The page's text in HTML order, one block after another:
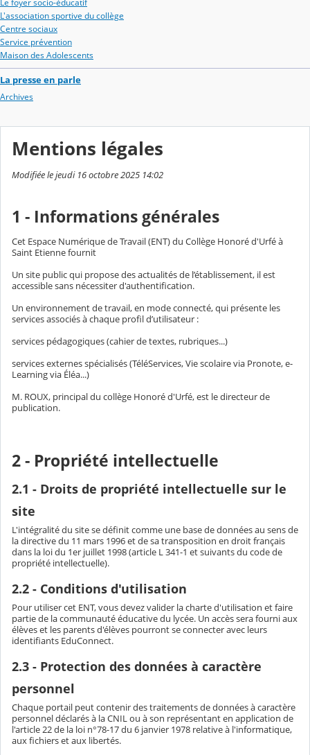
L'association sportive du collège
Centre sociaux
Service prévention
Maison des Adolescents
La presse en parle
Archives
Mentions légales
Modifiée le jeudi 16 octobre 2025 14:02
1 - Informations générales
Cet Espace Numérique de Travail (ENT) du Collège Honoré d'Urfé à
Saint Etienne fournit
Un site public qui propose des actualités de l’établissement, il est
accessible sans nécessiter d'authentification.
Un environnement de travail, en mode connecté, qui présente les
services associés à chaque profil d’utilisateur :
services pédagogiques (cahier de textes, rubriques...)
services externes spécialisés (TéléServices, Vie scolaire via Pronote, e-
Learning via Éléa...)
M. ROUX, principal du collège Honoré d'Urfé, est le directeur de
publication.
2 - Propriété intellectuelle
2.1 - Droits de propriété intellectuelle sur le
site
L'intégralité du site se définit comme une base de données au sens de
la directive du 11 mars 1996 et de sa transposition en droit français
dans la loi du 1er juillet 1998 (article L 341-1 et suivants du code de
propriété intellectuelle).
2.2 - Conditions d'utilisation
Pour utiliser cet ENT, vous devez valider la charte d'utilisation et faire
partie de la communauté éducative du lycée. Un accès sera fourni aux
élèves et les parents d'élèves pourront se connecter avec leurs
identifiants EduConnect.
2.3 - Protection des données à caractère
personnel
Chaque portail peut contenir des traitements de données à caractère
personnel déclarés à la CNIL ou à son représentant en application de
l'article 22 de la loi n°78-17 du 6 janvier 1978 relative à l'informatique,
aux fichiers et aux libertés.